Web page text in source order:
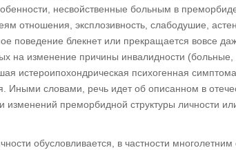
несвойственные больным в
отношения, эксплозивность, слабодушие,
поведение блекнет или прекращается вовсе
на изменение причины инвалидности
истероипохондрическая психогенная
Иными словами, речь идет об описанном в
и изменений преморбидной структуры личности
обусловливается, в частности